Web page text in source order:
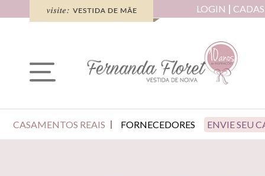
LOGIN
CASAMENTOS REAIS FORNECEDORES ENVIE SEU